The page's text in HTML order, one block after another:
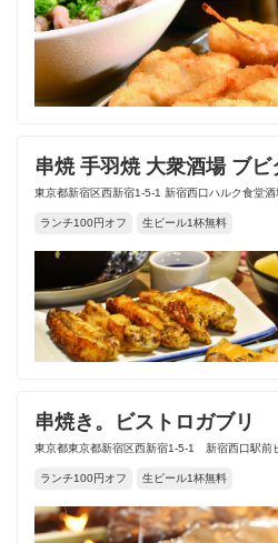
串焼 手羽焼 大衆酒場 ブビ
東京都新宿区西新宿1-5-1 新宿西口ハルク食堂
ランチ100円オフ 生ビール1杯無料
串焼き。ビストロガブリ
東京都東京都新宿区西新宿1-5-1 新宿西口駅前
ランチ100円オフ 生ビール1杯無料